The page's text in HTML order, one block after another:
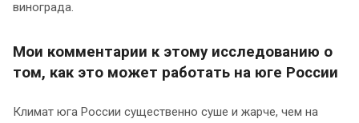
винограда.
Мои комментарии к этому исследованию о
том, как это может работать на юге России
Климат юга России существенно суше и жарче, чем на